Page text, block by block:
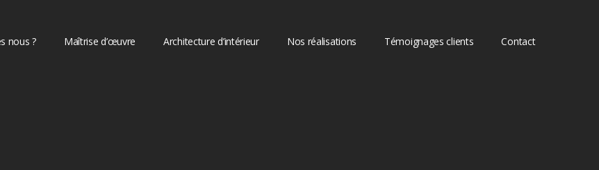
nous ? Maîtrise d’œuvre Architecture d’intérieur Nos réalisations Témoignages clients Contact